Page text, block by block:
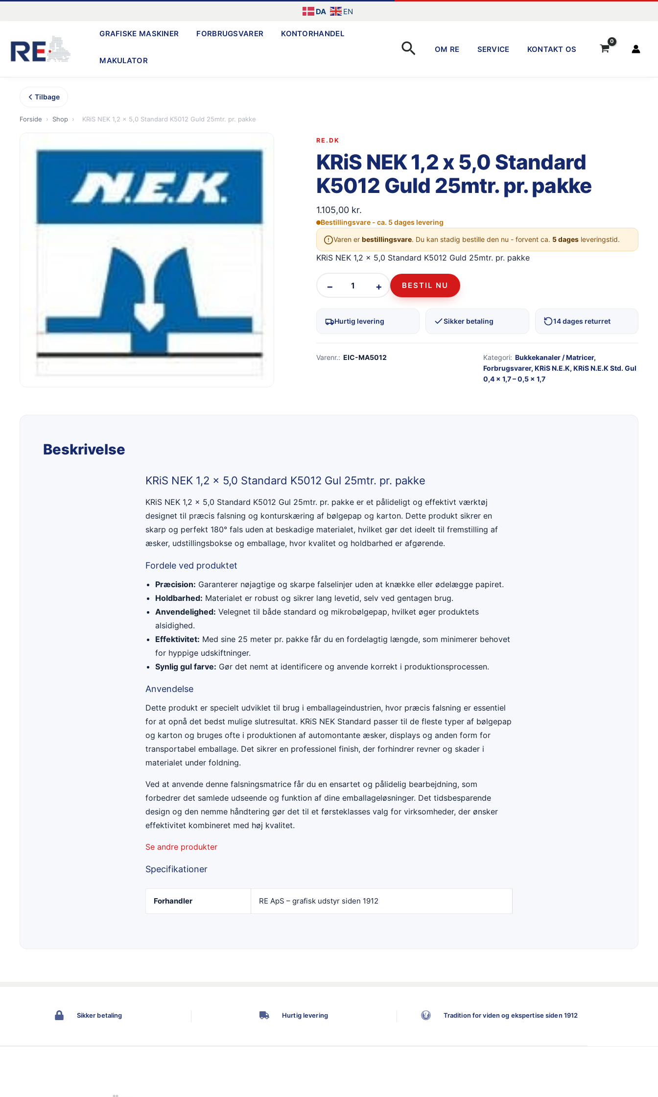
indholdet
DA EN
GRAFISKE MASKINER FORBRUGSVARER KONTORHANDEL
MAKULATOR
Søg OM RE SERVICE KONTAKT OS
Tilbage
Forside › Shop › KRiS NEK 1,2 x 5,0 Standard K5012 Guld 25mtr. pr. pakke
RE.DK
KRiS NEK 1,2 x 5,0 Standard
K5012 Guld 25mtr. pr. pakke
1.105,00 kr.
Bestillingsvare - ca. 5 dages levering
Varen er bestillingsvare. Du kan stadig bestille den nu - forvent ca. 5 dagesleveringstid.
KRiS NEK 1,2 x 5,0 Standard K5012 Guld 25mtr. pr. pakke
− + BESTIL NU
Hurtig levering Sikker betaling 14 dages returret
Varenr.: EIC-MA5012 Kategori: Bukkekanaler / Matricer,
Forbrugsvarer, KRiS N.E.K, KRiS N.E.K Std. Gul
0,4 × 1,7 – 0,5 × 1,7
Beskrivelse
KRiS NEK 1,2 x 5,0 Standard K5012 Gul 25mtr. pr. pakke
KRiS NEK 1,2 x 5,0 Standard K5012 Gul 25mtr. pr. pakke er et pålideligt og effektivt værktøj
designet til præcis falsning og konturskæring af bølgepap og karton. Dette produkt sikrer en
skarp og perfekt 180° fals uden at beskadige materialet, hvilket gør det ideelt til fremstilling af
æsker, udstillingsbokse og emballage, hvor kvalitet og holdbarhed er afgørende.
Fordele ved produktet
Præcision: Garanterer nøjagtige og skarpe falselinjer uden at knække eller ødelægge papiret.
Holdbarhed: Materialet er robust og sikrer lang levetid, selv ved gentagen brug.
Anvendelighed: Velegnet til både standard og mikrobølgepap, hvilket øger produktets
alsidighed.
Effektivitet: Med sine 25 meter pr. pakke får du en fordelagtig længde, som minimerer behovet
for hyppige udskiftninger.
Synlig gul farve: Gør det nemt at identificere og anvende korrekt i produktionsprocessen.
Anvendelse
Dette produkt er specielt udviklet til brug i emballageindustrien, hvor præcis falsning er essentiel
for at opnå det bedst mulige slutresultat. KRiS NEK Standard passer til de fleste typer af bølgepap
og karton og bruges ofte i produktionen af automontante æsker, displays og anden form for
transportabel emballage. Det sikrer en professionel finish, der forhindrer revner og skader i
materialet under foldning.
Ved at anvende denne falsningsmatrice får du en ensartet og pålidelig bearbejdning, som
forbedrer det samlede udseende og funktion af dine emballageløsninger. Det tidsbesparende
design og den nemme håndtering gør det til et førsteklasses valg for virksomheder, der ønsker
effektivitet kombineret med høj kvalitet.
Se andre produkter
Specifikationer
Forhandler RE ApS – grafisk udstyr siden 1912
Sikker betaling Hurtig levering Tradition for viden og ekspertise siden 1912